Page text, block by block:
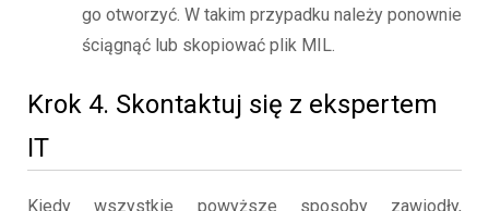
go otworzyć. W takim przypadku należy ponownie
ściągnąć lub skopiować plik MIL.
Krok 4. Skontaktuj się z ekspertem
IT
Kiedy wszystkie powyższe sposoby zawiodły,